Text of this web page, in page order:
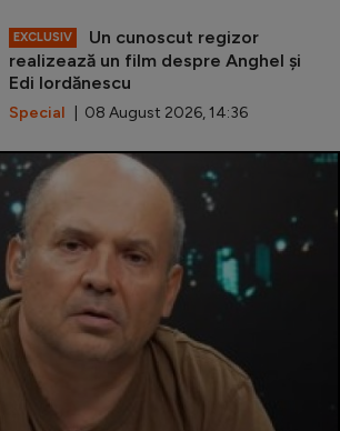
EXCLUSIV
Un cunoscut regizor
realizează un film despre Anghel și
Edi Iordănescu
Special | 08 August 2026, 14:36